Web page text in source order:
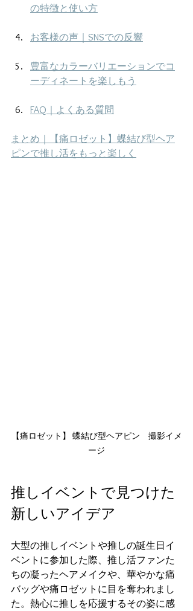
の特徴と使い方
お客様の声｜SNSでの反響
豊富なカラーバリエーションでコ
ーディネートを楽しもう
FAQ｜よくある質問
まとめ｜【痛ロゼット】蝶結び型ヘア
ピンで推し活をもっと楽しく
【痛ロゼット】 蝶結び型ヘアピン　撮影イメ
ージ
推しイベントで見つけた
新しいアイデア
大型の推しイベントや推しの誕生日イ
ベントに参加した際、推し活ファンた
ちの凝ったヘアメイクや、華やかな痛
バッグや痛ロゼットに目を奪われまし
た。熱心に推しを応援するその姿に感